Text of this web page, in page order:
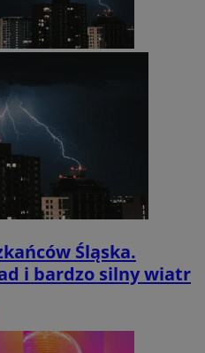
Śląska.
i bardzo silny wiatr